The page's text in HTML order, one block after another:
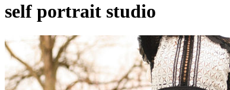
self portrait studio